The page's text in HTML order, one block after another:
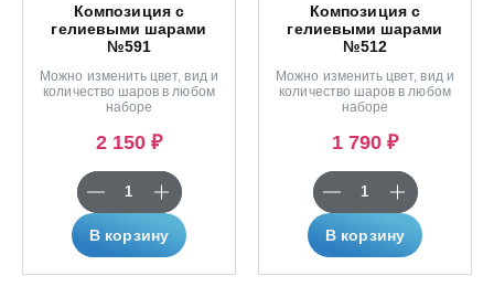
Композиция с
гелиевыми шарами
№591
Можно изменить цвет, вид и
количество шаров в любом
наборе
2 150 ₽
В корзину
Композиция с
гелиевыми шарами
№512
Можно изменить цвет, вид и
количество шаров в любом
наборе
1 790 ₽
В корзину